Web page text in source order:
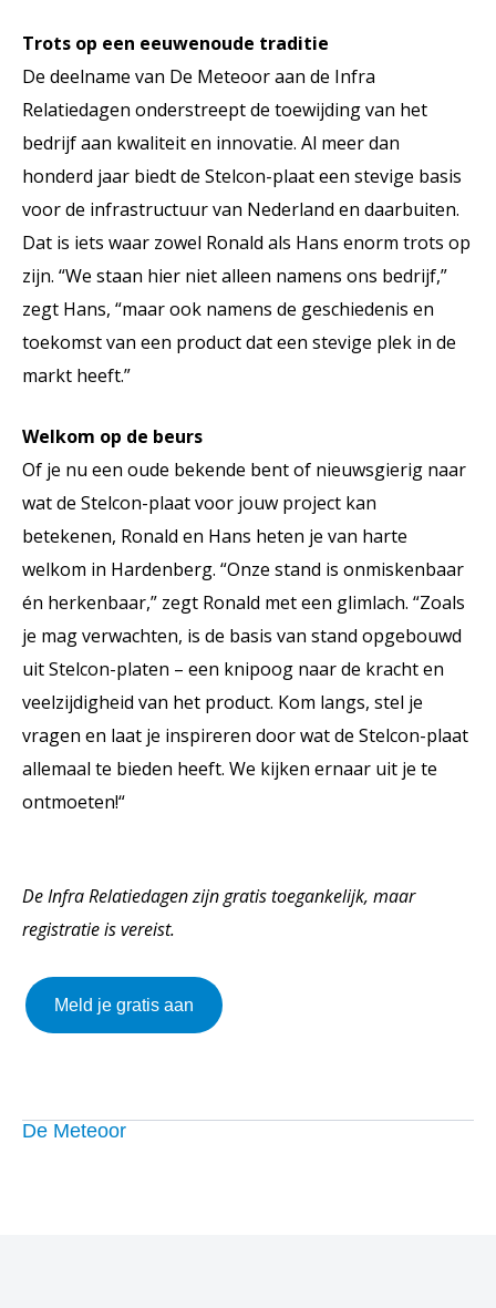
Trots op een eeuwenoude traditie
De deelname van De Meteoor aan de Infra
Relatiedagen onderstreept de toewijding van het
bedrijf aan kwaliteit en innovatie. Al meer dan
honderd jaar biedt de Stelcon-plaat een stevige basis
voor de infrastructuur van Nederland en daarbuiten.
Dat is iets waar zowel Ronald als Hans enorm trots op
zijn. “We staan hier niet alleen namens ons bedrijf,”
zegt Hans, “maar ook namens de geschiedenis en
toekomst van een product dat een stevige plek in de
markt heeft.”
Welkom op de beurs
Of je nu een oude bekende bent of nieuwsgierig naar
wat de Stelcon-plaat voor jouw project kan
betekenen, Ronald en Hans heten je van harte
welkom in Hardenberg. “Onze stand is onmiskenbaar
én herkenbaar,” zegt Ronald met een glimlach. “Zoals
je mag verwachten, is de basis van stand opgebouwd
uit Stelcon-platen – een knipoog naar de kracht en
veelzijdigheid van het product. Kom langs, stel je
vragen en laat je inspireren door wat de Stelcon-plaat
allemaal te bieden heeft. We kijken ernaar uit je te
ontmoeten!“
De Infra Relatiedagen zijn gratis toegankelijk, maar
registratie is vereist.
Meld je gratis aan
De Meteoor